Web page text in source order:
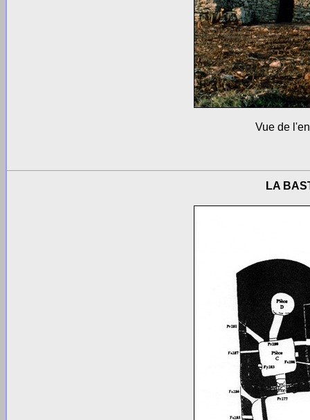
Vue de
LA